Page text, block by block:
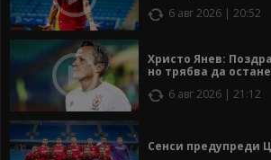
6 авг 2026 | 20:52
Христо Янев:
но трябва да
6 авг 2026 | 21:12
Сенси предупреди